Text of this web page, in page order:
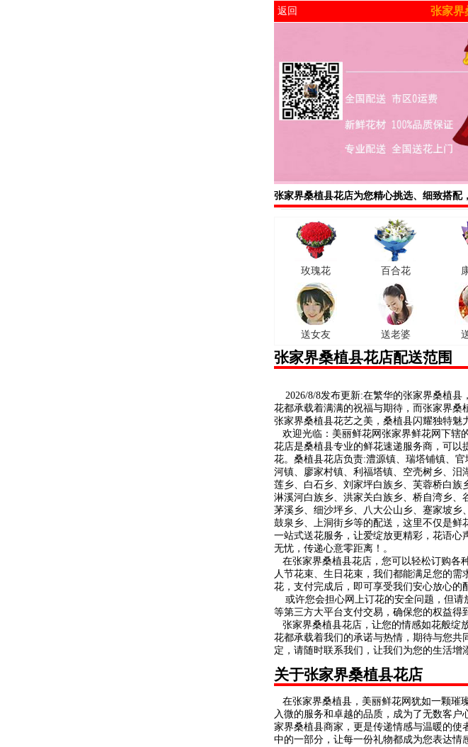
返回 张家界
张家界桑植县花店为您精心挑选、细致搭配
玫瑰花 百合花
送女友 送老婆
张家界桑植县花店配送范围
2026/8/8发布更新:在繁华的张家界桑植县
花都承载着满满的祝福与期待，而张家界
张家界桑植县花艺之美，桑植县闪耀独特魅
欢迎光临：美丽鲜花网张家界鲜花网下辖
花店是桑植县专业的鲜花速递服务商，可
花。桑植县花店负责:澧源镇、瑞塔铺镇、
河镇、廖家村镇、利福塔镇、空壳树乡、
莲乡、白石乡、刘家坪白族乡、芙蓉桥白族
淋溪河白族乡、洪家关白族乡、桥自湾乡
茅溪乡、细沙坪乡、八大公山乡、蹇家坡
鼓泉乡、上洞街乡等的配送，这里不仅是
一站式送花服务，让爱绽放更精彩，花语
无忧，传递心意零距离！。
在张家界桑植县花店，您可以轻松订购各
人节花束、生日花束，我们都能满足您的
花，支付完成后，即可享受我们安心放心的
或许您会担心网上订花的安全问题，但请
等第三方大平台支付交易，确保您的权益得
张家界桑植县花店，让您的情感如花般绽
花都承载着我们的承诺与热情，期待与您
定，请随时联系我们，让我们为您的生活增
关于张家界桑植县花店
在张家界桑植县，美丽鲜花网犹如一颗璀
入微的服务和卓越的品质，成为了无数客
家界桑植县商家，更是传递情感与温暖的
中的一部分，让每一份礼物都成为您表达情